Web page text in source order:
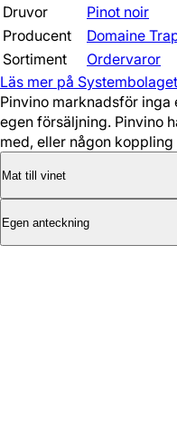
Druvor
Pinot noir
Producent
Domaine
Sortiment
Ordervaror
Läs mer på Systembolaget
Pinvino marknadsför
egen försäljning. Pinvino
med, eller någon
Mat till vinet
Egen anteckning